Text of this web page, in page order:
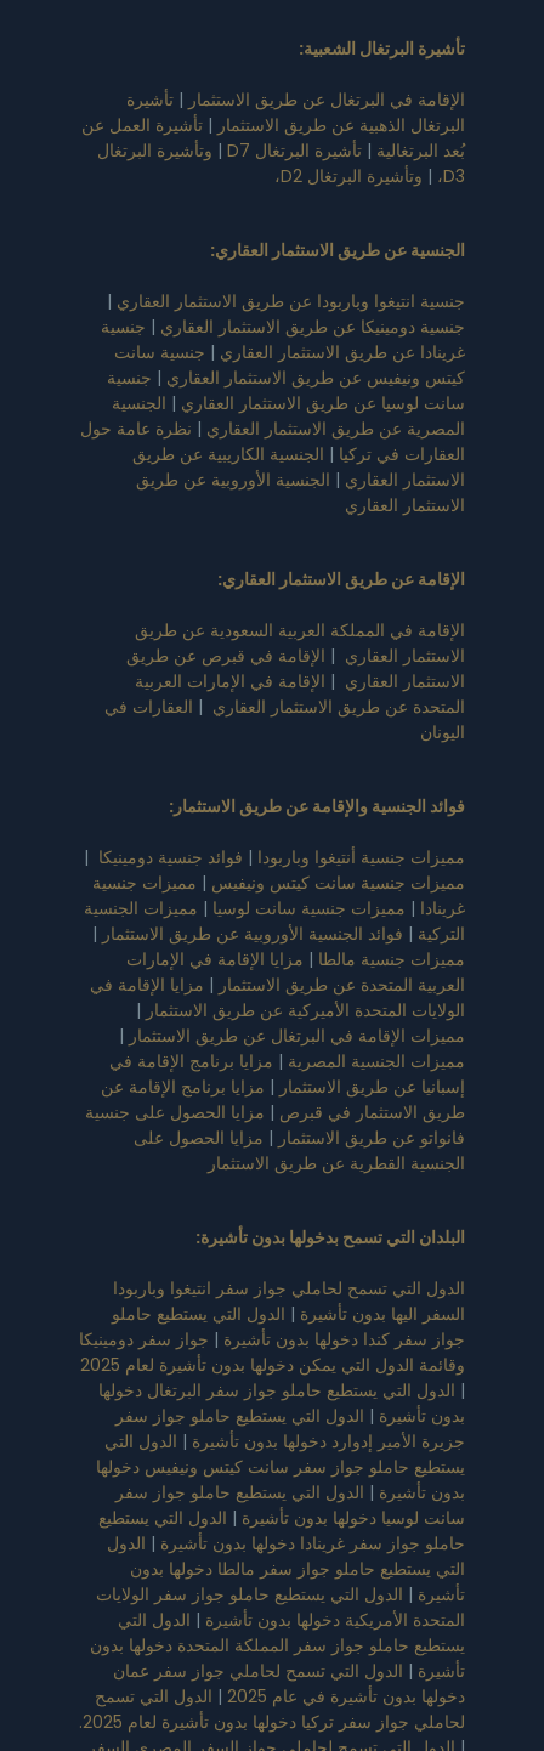
تأشيرة البرتغال الشعبية:
الإقامة في البرتغال عن طريق الاستثمار | تأشيرة
البرتغال الذهبية عن طريق الاستثمار | تأشيرة العمل عن
بُعد البرتغالية | تأشيرة البرتغال D7 | وتأشيرة البرتغال
D3، | وتأشيرة البرتغال D2،
الجنسية عن طريق الاستثمار العقاري:
جنسية انتيغوا وباربودا عن طريق الاستثمار العقاري |
جنسية دومينيكا عن طريق الاستثمار العقاري | جنسية
غرينادا عن طريق الاستثمار العقاري | جنسية سانت
كيتس ونيفيس عن طريق الاستثمار العقاري | جنسية
سانت لوسيا عن طريق الاستثمار العقاري | الجنسية
المصرية عن طريق الاستثمار العقاري | نظرة عامة حول
العقارات في تركيا | الجنسية الكاريبية عن طريق
الاستثمار العقاري | الجنسية الأوروبية عن طريق
الاستثمار العقاري
الإقامة عن طريق الاستثمار العقاري:
الإقامة في المملكة العربية السعودية عن طريق
الاستثمار العقاري | الإقامة في قبرص عن طريق
الاستثمار العقاري | الإقامة في الإمارات العربية
المتحدة عن طريق الاستثمار العقاري | العقارات في
اليونان
فوائد الجنسية والإقامة عن طريق الاستثمار :
مميزات جنسية أنتيغوا وباربودا | فوائد جنسية دومينيكا |
مميزات جنسية سانت كيتس ونيفيس | مميزات جنسية
غرينادا | مميزات جنسية سانت لوسيا | مميزات الجنسية
التركية | فوائد الجنسية الأوروبية عن طريق الاستثمار |
مميزات جنسية مالطا | مزايا الإقامة في الإمارات
العربية المتحدة عن طريق الاستثمار | مزايا الإقامة في
الولايات المتحدة الأميركية عن طريق الاستثمار |
مميزات الإقامة في البرتغال عن طريق الاستثمار |
مميزات الجنسية المصرية | مزايا برنامج الإقامة في
إسبانيا عن طريق الاستثمار | مزايا برنامج الإقامة عن
طريق الاستثمار في قبرص | مزايا الحصول على جنسية
فانواتو عن طريق الاستثمار | مزايا الحصول على
الجنسية القطرية عن طريق الاستثمار
البلدان التي تسمح بدخولها بدون تأشيرة:
الدول التي تسمح لحاملي جواز سفر انتيغوا وباربودا
السفر اليها بدون تأشيرة | الدول التي يستطيع حاملو
جواز سفر كندا دخولها بدون تأشيرة | جواز سفر دومينيكا
وقائمة الدول التي يمكن دخولها بدون تأشيرة لعام 2025
| الدول التي يستطيع حاملو جواز سفر البرتغال دخولها
بدون تأشيرة | الدول التي يستطيع حاملو جواز سفر
جزيرة الأمير إدوارد دخولها بدون تأشيرة | الدول التي
يستطيع حاملو جواز سفر سانت كيتس ونيفيس دخولها
بدون تأشيرة | الدول التي يستطيع حاملو جواز سفر
سانت لوسيا دخولها بدون تأشيرة | الدول التي يستطيع
حاملو جواز سفر غرينادا دخولها بدون تأشيرة | الدول
التي يستطيع حاملو جواز سفر مالطا دخولها بدون
تأشيرة | الدول التي يستطيع حاملو جواز سفر الولايات
المتحدة الأمريكية دخولها بدون تأشيرة | الدول التي
يستطيع حاملو جواز سفر المملكة المتحدة دخولها بدون
تأشيرة | الدول التي تسمح لحاملي جواز سفر عمان
دخولها بدون تأشيرة في عام 2025
| الدول التي تسمح
لحاملي جواز سفر تركيا دخولها بدون تأشيرة لعام 2025.